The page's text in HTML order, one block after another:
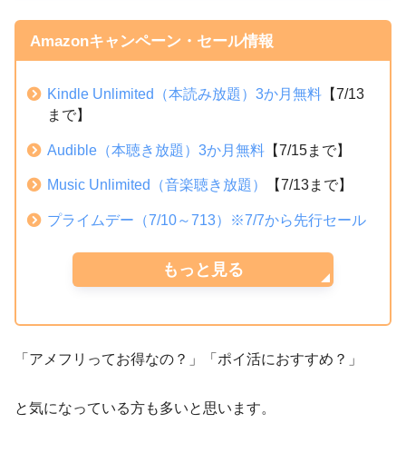
Amazonキャンペーン・セール情報
Kindle Unlimited（本読み放題）3か月無料 【7/13
まで】
Audible（本聴き放題）3か月無料 【7/15まで】
Music Unlimited（音楽聴き放題） 【7/13まで】
プライムデー（7/10～713）※7/7から先行セール
もっと見る
「アメフリってお得なの？」「ポイ活におすすめ？」
と気になっている方も多いと思います。